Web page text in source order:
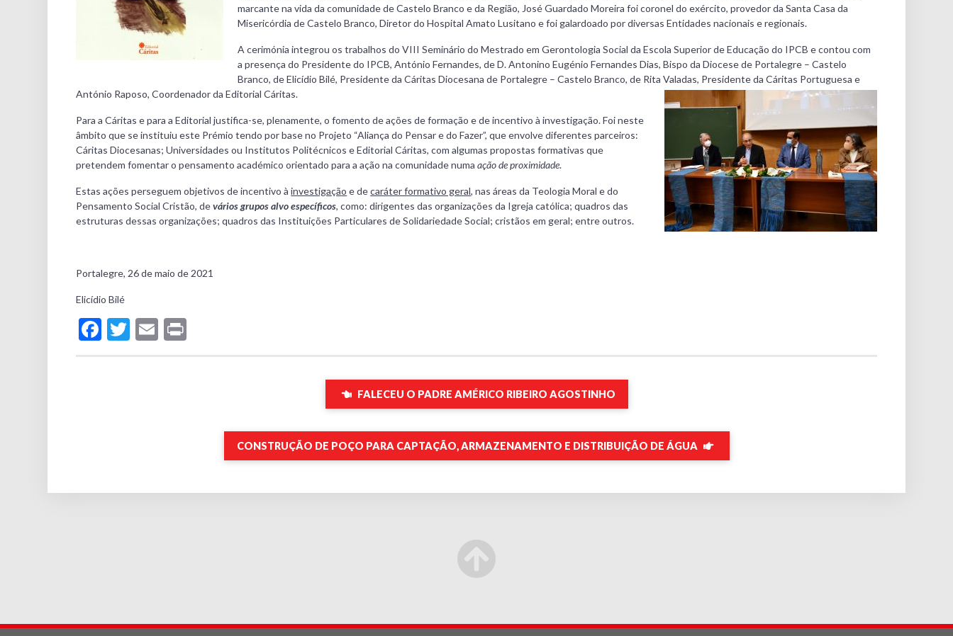
marcante na vida da comunidade de Castelo Branco e da Região, José Guardado Moreira foi coronel do exército, provedor da Santa Casa da
Misericórdia de Castelo Branco, Diretor do Hospital Amato Lusitano e foi galardoado por diversas Entidades nacionais e regionais.
A cerimónia integrou os trabalhos do VIII Seminário do Mestrado em Gerontologia Social da Escola Superior de Educação do IPCB e contou com
a presença do Presidente do IPCB, António Fernandes, de D. Antonino Eugénio Fernandes Dias, Bispo da Diocese de Portalegre – Castelo
Branco, de Elicídio Bilé, Presidente da Cáritas Diocesana de Portalegre – Castelo Branco, de Rita Valadas, Presidente da Cáritas Portuguesa e
António Raposo, Coordenador da Editorial Cáritas.
Para a Cáritas e para a Editorial justifica-se, plenamente, o fomento de ações de formação e de incentivo à investigação. Foi neste
âmbito que se instituiu este Prémio tendo por base no Projeto “Aliança do Pensar e do Fazer”, que envolve diferentes parceiros:
Cáritas Diocesanas; Universidades ou Institutos Politécnicos e Editorial Cáritas, com algumas propostas formativas que
pretendem fomentar o pensamento académico orientado para a ação na comunidade numaação de proximidade.
Estas ações perseguem objetivos de incentivo àinvestigação e decaráter formativo geral, nas áreas da Teologia Moral e do
Pensamento Social Cristão, devários grupos alvo específicos, como: dirigentes das organizações da Igreja católica; quadros das
estruturas dessas organizações; quadros das Instituições Particulares de Solidariedade Social; cristãos em geral; entre outros.
Portalegre, 26 de maio de 2021
Elicídio Bilé
Facebook
Twitter
Email
FALECEU O PADRE AMÉRICO RIBEIRO AGOSTINHO
CONSTRUÇÃO DE POÇO PARA CAPTAÇÃO, ARMAZENAMENTO E DISTRIBUIÇÃO DE ÁGUA